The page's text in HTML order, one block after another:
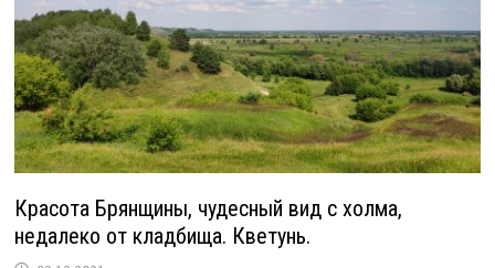
Красота Брянщины, чудесный вид с холма,
недалеко от кладбища. Кветунь.